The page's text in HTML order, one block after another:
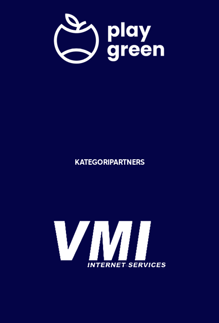
KATEGORIPARTNERS